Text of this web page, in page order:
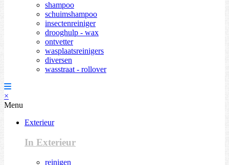
shampoo
schuimshampoo
insectenreiniger
drooghulp - wax
ontvetter
wasplaatsreinigers
diversen
wasstraat - rollover
×
Menu
Exterieur
In Exterieur
reinigen